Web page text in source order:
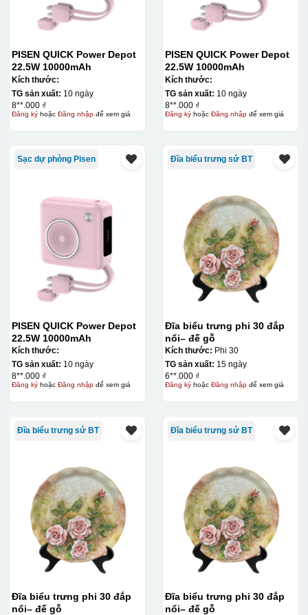
Chén sau khi được dán xong (chưa nung)
PISEN QUICK Power Depot
22.5W 10000mAh
Kích thước:
TG sản xuất: 10 ngày
8**.000 ₫
Đăng kýhoặc Đăng nhậpđể xem giá
PISEN QUICK Power Depot
22.5W 10000mAh
Kích thước:
TG sản xuất: 10 ngày
8**.000 ₫
Đăng kýhoặc Đăng nhậpđể xem giá
Sạc dự phòng Pisen
PISEN QUICK Power Depot
22.5W 10000mAh
Kích thước:
TG sản xuất: 10 ngày
8**.000 ₫
Đăng kýhoặc Đăng nhậpđể xem giá
Đĩa biểu trưng sứ BT
Đĩa biểu trưng phi 30 đắp
nổi– đế gỗ
Kích thước: Phi 30
TG sản xuất: 15 ngày
6**.000 ₫
Đăng kýhoặc Đăng nhậpđể xem giá
Đĩa biểu trưng sứ BT
Đĩa biểu trưng phi 30 đắp
nổi– đế gỗ
Đĩa biểu trưng sứ BT
Đĩa biểu trưng phi 30 đắp
nổi– đế gỗ